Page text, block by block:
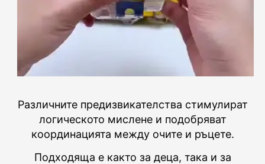
Различните предизвикателства стимулират
логическото мислене и подобряват
координацията между очите и ръцете.
Подходяща е както за деца, така и за